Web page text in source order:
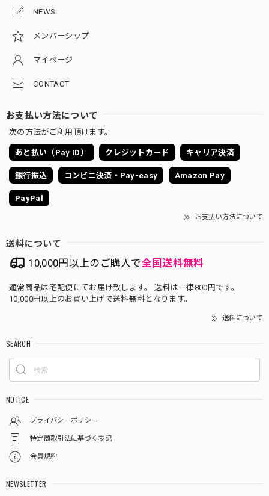
NEWS
メンバーシップ
マイページ
CONTACT
お支払い方法について
次の方法がご利用頂けます。
あと払い（Pay ID） クレジットカード キャリア決済
銀行振込 コンビニ決済・Pay-easy Amazon Pay
PayPal
お支払い方法について
送料について
10,000円以上のご購入で全国送料無料
通常商品は宅配便にてお届け致します。 送料は一律800円です。
10,000円以上のお買い上げで送料無料となります。
送料について
SEARCH
NOTICE
プライバシーポリシー
特定商取引法に基づく表記
会員規約
NEWSLETTER